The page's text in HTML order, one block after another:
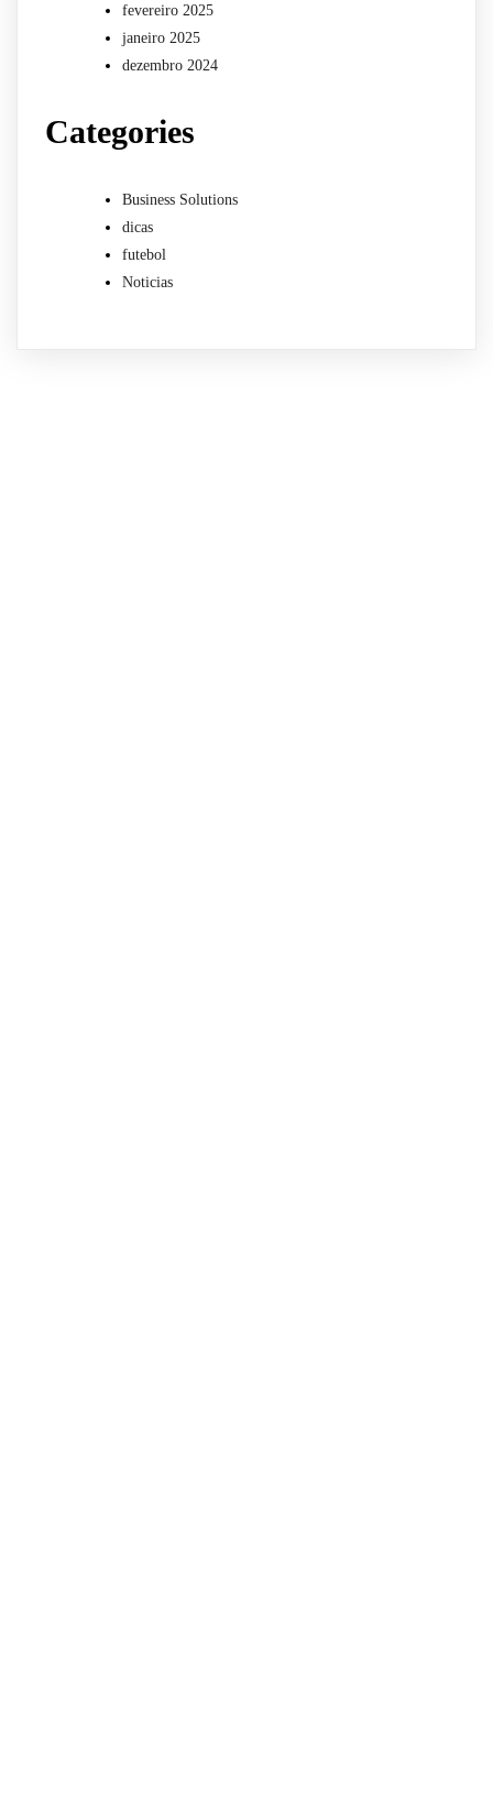
fevereiro 2025
janeiro 2025
dezembro 2024
Categories
Business Solutions
dicas
futebol
Noticias